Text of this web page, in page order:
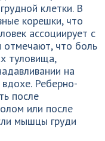
клетки. В
корешки, что
ассоциирует с
отмечают, что боль
туловища,
на
Реберно-
после
или после
мышцы груди